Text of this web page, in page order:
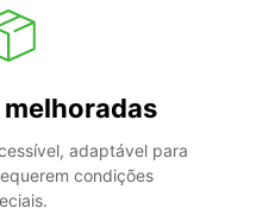
adaptável para
condições